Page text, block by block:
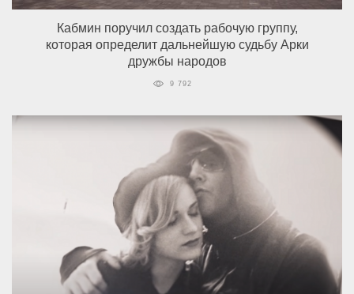
Кабмин поручил создать рабочую группу,
которая определит дальнейшую судьбу Арки
дружбы народов
9 792